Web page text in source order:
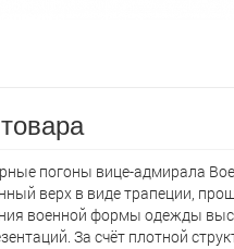
погоны вице-адмирала
верх в виде трапеции,
военной формы одежды
За счёт плотной